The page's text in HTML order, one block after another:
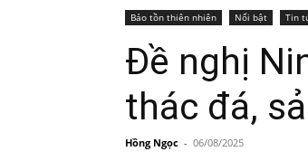
Bảo tồn thiên nhiên Nổi bật Tin
Đề nghị
thác đá,
Hồng Ngọc - 06/08/2025